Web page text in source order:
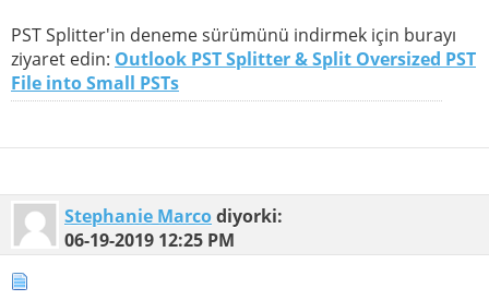
PST Splitter'in deneme sürümünü indirmek için burayı
ziyaret edin: Outlook PST Splitter & Split Oversized PST
File into Small PSTs
Stephanie Marcodiyorki:
06-19-2019 12:25 PM